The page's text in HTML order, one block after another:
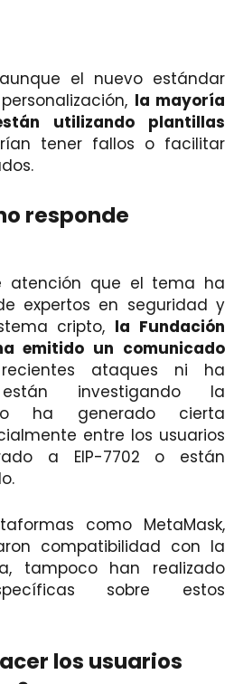
el nuevo estándar
la mayoría
utilizando plantillas
tener fallos o facilitar
responde
atención que el tema ha
expertos en seguridad y
cripto, la Fundación
emitido un comunicado
ataques ni ha
investigando la
ha generado cierta
entre los usuarios
a EIP-7702 o están
como MetaMask,
compatibilidad con la
tampoco han realizado
sobre estos
los usuarios